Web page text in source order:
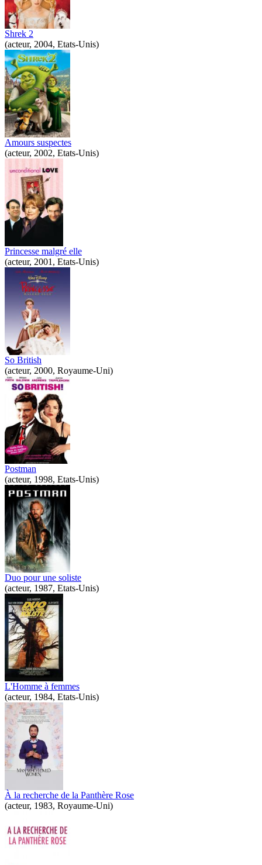
Shrek 2
(acteur, 2004, Etats-Unis)
Amours suspectes
(acteur, 2002, Etats-Unis)
Princesse malgré elle
(acteur, 2001, Etats-Unis)
So British
(acteur, 2000, Royaume-Uni)
Postman
(acteur, 1998, Etats-Unis)
Duo pour une soliste
(acteur, 1987, Etats-Unis)
L'Homme à femmes
(acteur, 1984, Etats-Unis)
À la recherche de la Panthère Rose
(acteur, 1983, Royaume-Uni)